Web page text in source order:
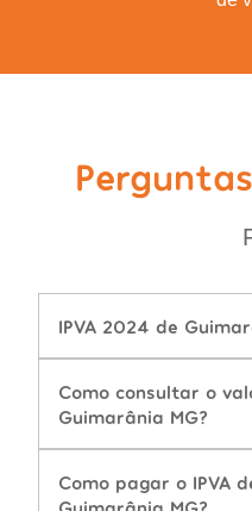
IPVA 2024 de
Como consultar o
Guimarânia MG?
Como pagar o IPVA